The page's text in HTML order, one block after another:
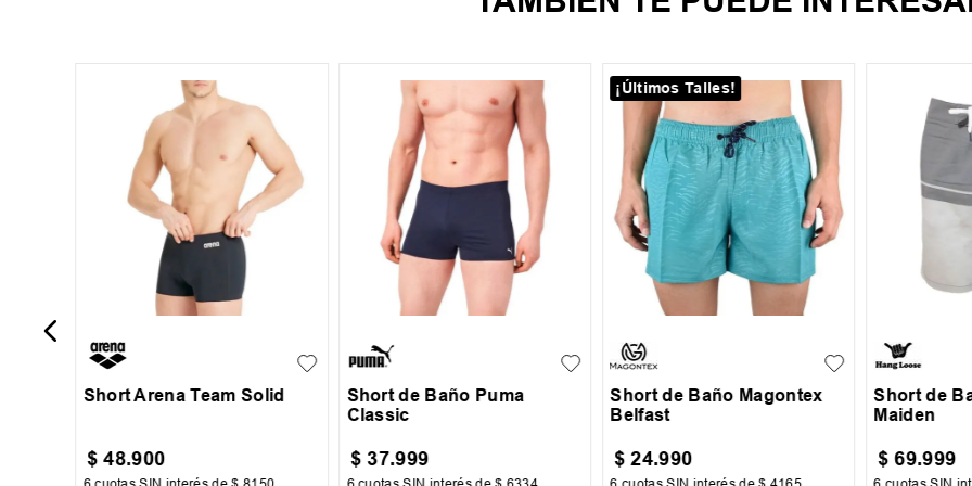
Short Arena Team Solid
$ 48.900
Short de Baño Puma
Classic
$ 37.999
¡Últimos Talles!
L XL XXL
Short de Baño Magontex
Belfast
$ 24.990
Short de
Maiden
$ 69.999